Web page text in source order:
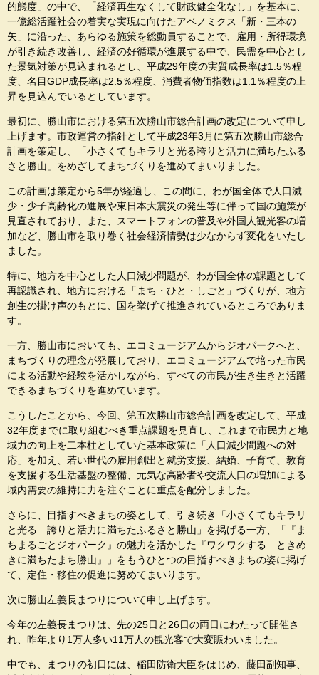
的態度」の中で、「経済再生なくして財政健全化なし」を基本に、
一億総活躍社会の着実な実現に向けたアベノミクス「新・三本の
矢」に沿った、あらゆる施策を総動員することで、雇用・所得環境
が引き続き改善し、経済の好循環が進展する中で、民需を中心とし
た景気対策が見込まれるとし、平成29年度の実質成長率は1.5％程
度、名目GDP成長率は2.5％程度、消費者物価指数は1.1％程度の上
昇を見込んでいるとしています。
最初に、勝山市における第五次勝山市総合計画の改定について申し
上げます。市政運営の指針として平成23年3月に第五次勝山市総合
計画を策定し、「小さくてもキラリと光る誇りと活力に満ちたふる
さと勝山」をめざしてまちづくりを進めてまいりました。
この計画は策定から5年が経過し、この間に、わが国全体で人口減
少・少子高齢化の進展や東日本大震災の発生等に伴って国の施策が
見直されており、また、スマートフォンの普及や外国人観光客の増
加など、勝山市を取り巻く社会経済情勢は少なからず変化をいたし
ました。
特に、地方を中心とした人口減少問題が、わが国全体の課題として
再認識され、地方における「まち・ひと・しごと」づくりが、地方
創生の掛け声のもとに、国を挙げて推進されているところでありま
す。
一方、勝山市においても、エコミュージアムからジオパークへと、
まちづくりの理念が発展しており、エコミュージアムで培った市民
による活動や経験を活かしながら、すべての市民が生き生きと活躍
できるまちづくりを進めています。
こうしたことから、今回、第五次勝山市総合計画を改定して、平成
32年度までに取り組むべき重点課題を見直し、これまで市民力と地
域力の向上を二本柱としていた基本政策に「人口減少問題への対
応」を加え、若い世代の雇用創出と就労支援、結婚、子育て、教育
を支援する生活基盤の整備、元気な高齢者や交流人口の増加による
域内需要の維持に力を注ぐことに重点を配分しました。
さらに、目指すべきまちの姿として、引き続き「小さくてもキラリ
と光る 誇りと活力に満ちたふるさと勝山」を掲げる一方、「『ま
ちまるごとジオパーク』の魅力を活かした『ワクワクする ときめ
きに満ちたまち勝山』」をもうひとつの目指すべきまちの姿に掲げ
て、定住・移住の促進に努めてまいります。
次に勝山左義長まつりについて申し上げます。
今年の左義長まつりは、先の25日と26日の両日にわたって開催さ
れ、昨年より1万人多い11万人の観光客で大変賑わいました。
中でも、まつりの初日には、稲田防衛大臣をはじめ、藤田副知事、